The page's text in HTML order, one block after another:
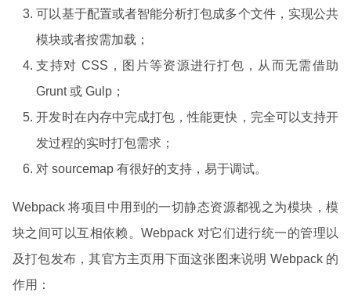
可以基于配置或者智能分析打包成多个文件，实现公共
模块或者按需加载；
支持对 CSS，图片等资源进行打包，从而无需借助
Grunt 或 Gulp；
开发时在内存中完成打包，性能更快，完全可以支持开
发过程的实时打包需求；
对 sourcemap 有很好的支持，易于调试。
Webpack 将项目中用到的一切静态资源都视之为模块，模
块之间可以互相依赖。Webpack 对它们进行统一的管理以
及打包发布，其官方主页用下面这张图来说明 Webpack 的
作用：